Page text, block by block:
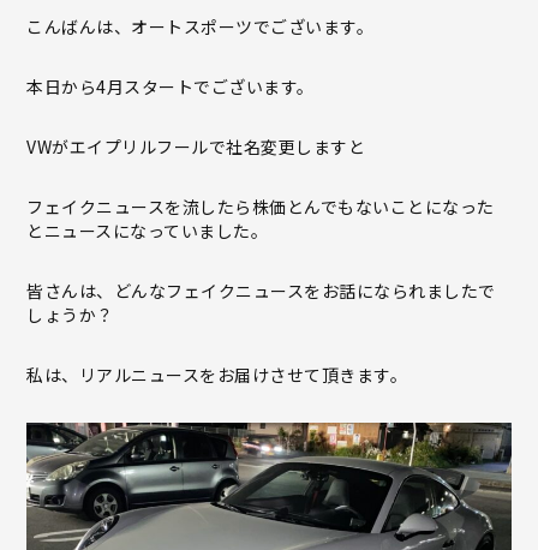
こんばんは、オートスポーツでございます。
本日から4月スタートでございます。
VWがエイプリルフールで社名変更しますと
フェイクニュースを流したら株価とんでもないことになった
とニュースになっていました。
皆さんは、どんなフェイクニュースをお話になられましたで
しょうか？
私は、リアルニュースをお届けさせて頂きます。